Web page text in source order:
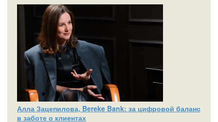
Алла Зацепилова, Bereke Bank: за цифровой баланс
в заботе о клиентах